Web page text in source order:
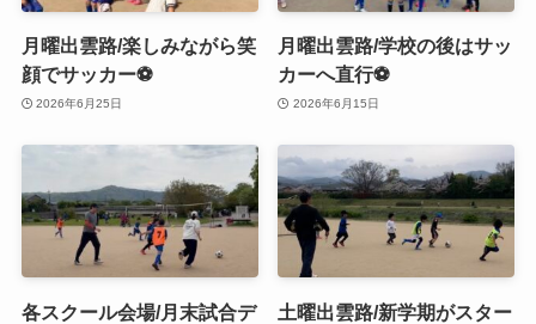
月曜出雲路/楽しみながら笑
顔でサッカー⚽️
2026年6月25日
月曜出雲路/学校の後はサッ
カーへ直行⚽️
2026年6月15日
各スクール会場/月末試合デ
土曜出雲路/新学期がスター